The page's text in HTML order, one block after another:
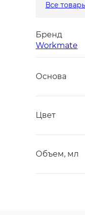
Все
Бренд
Workmate
Основа
Цвет
Объем, мл